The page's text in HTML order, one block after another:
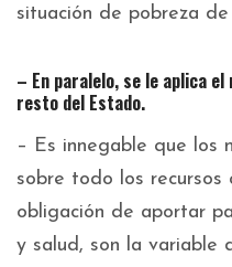
situación de pobreza de
– En paralelo, se le aplica
resto del Estado.
– Es innegable que los
sobre todo los
obligación de aportar
y salud, son la variable